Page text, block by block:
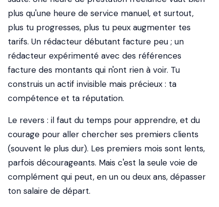
plus qu'une heure de service manuel, et surtout,
plus tu progresses, plus tu peux augmenter tes
tarifs. Un rédacteur débutant facture peu ; un
rédacteur expérimenté avec des références
facture des montants qui n'ont rien à voir. Tu
construis un actif invisible mais précieux : ta
compétence et ta réputation.
Le revers : il faut du temps pour apprendre, et du
courage pour aller chercher ses premiers clients
(souvent le plus dur). Les premiers mois sont lents,
parfois décourageants. Mais c'est la seule voie de
complément qui peut, en un ou deux ans, dépasser
ton salaire de départ.